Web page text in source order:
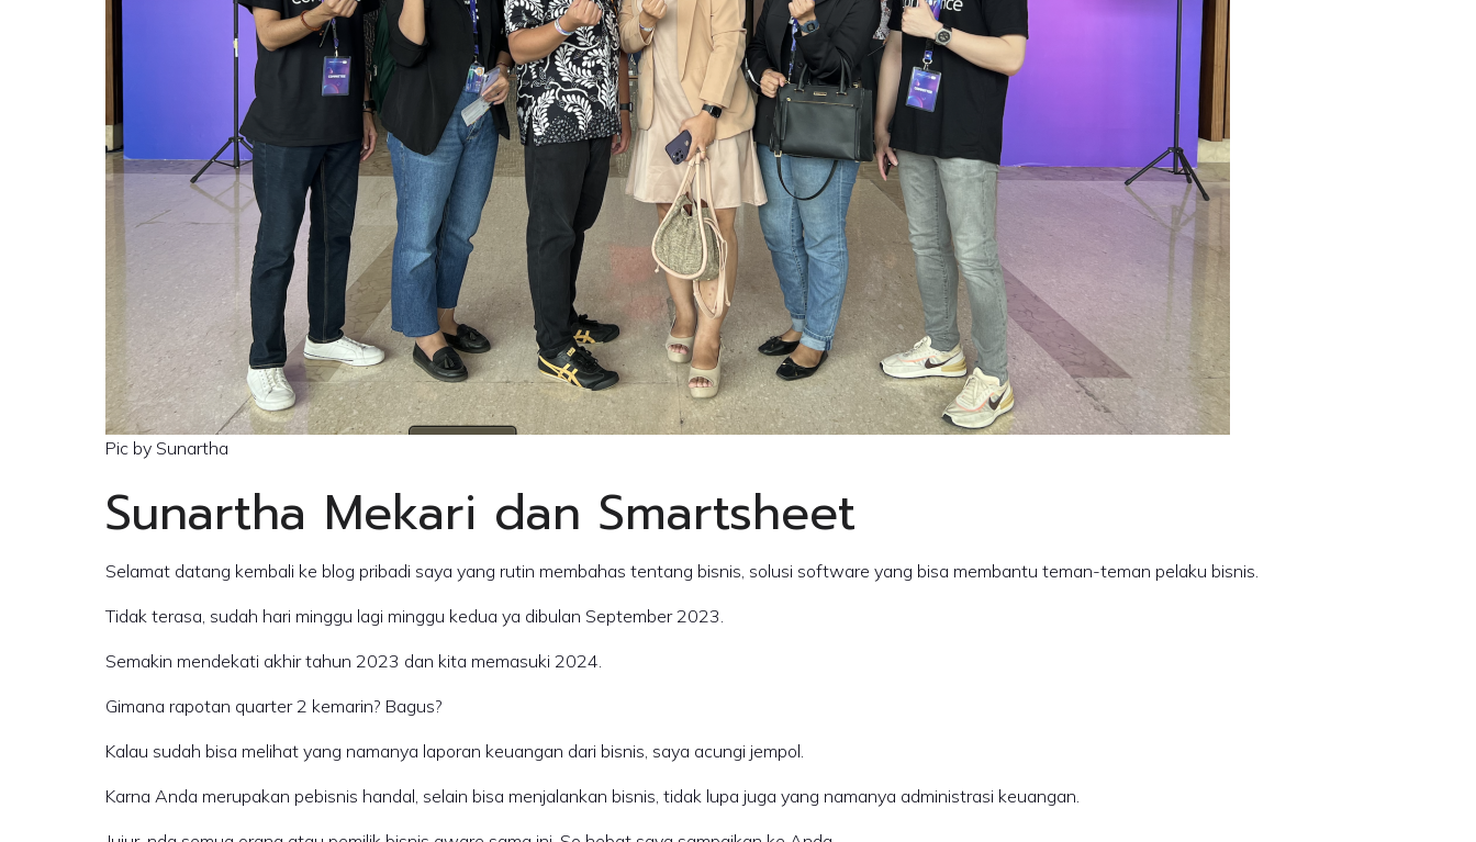
Pic by Sunartha
Sunartha Mekari dan Smartsheet
Selamat datang kembali ke blog pribadi saya yang rutin membahas tentang bisnis, solusi software yang bisa membantu teman-teman pelaku bisnis.
Tidak terasa, sudah hari minggu lagi minggu kedua ya dibulan September 2023.
Semakin mendekati akhir tahun 2023 dan kita memasuki 2024.
Gimana rapotan quarter 2 kemarin? Bagus?
Kalau sudah bisa melihat yang namanya laporan keuangan dari bisnis, saya acungi jempol.
Karna Anda merupakan pebisnis handal, selain bisa menjalankan bisnis, tidak lupa juga yang namanya administrasi keuangan.